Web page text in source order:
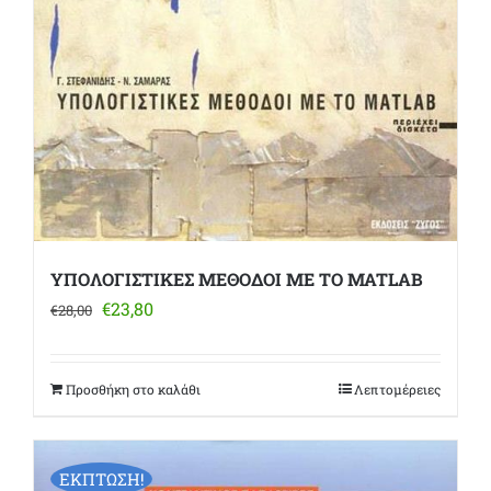
ΥΠΟΛΟΓΙΣΤΙΚΕΣ ΜΕΘΟΔΟΙ ΜΕ ΤΟ MATLAB
€28,00 Original
€28,00.
€23,80Η
είναι:
Προσθήκη στο καλάθι Λεπτομέρειες
ΕΚΠΤΩΣΗ!